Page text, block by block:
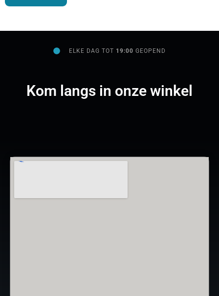
ELKE DAG TOT 19:00GEOPEND
Kom langs in onze winkel